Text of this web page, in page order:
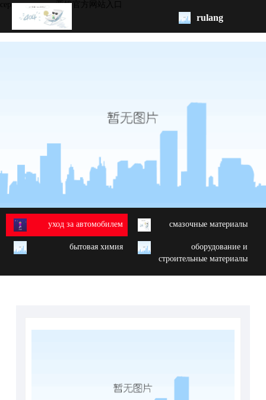
серия aroma -ag亚娱官方网站入口
rulang
свяжитесь
с нами
yход за автомобилем
cмазочные материалы
бытовая химия
oборудование и
строительные материалы